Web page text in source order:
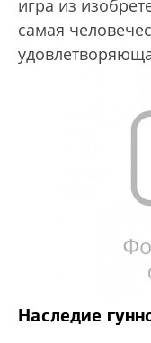
игра из
самая
Наследие